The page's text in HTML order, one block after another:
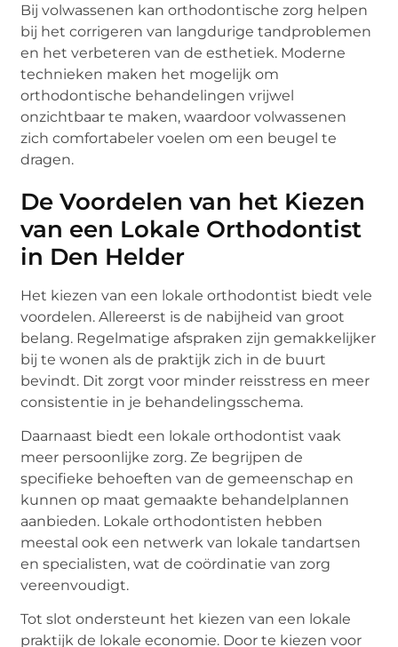
Bij volwassenen kan orthodontische zorg helpen
bij het corrigeren van langdurige tandproblemen
en het verbeteren van de esthetiek. Moderne
technieken maken het mogelijk om
orthodontische behandelingen vrijwel
onzichtbaar te maken, waardoor volwassenen
zich comfortabeler voelen om een beugel te
dragen.
De Voordelen van het Kiezen
van een Lokale Orthodontist
in Den Helder
Het kiezen van een lokale orthodontist biedt vele
voordelen. Allereerst is de nabijheid van groot
belang. Regelmatige afspraken zijn gemakkelijker
bij te wonen als de praktijk zich in de buurt
bevindt. Dit zorgt voor minder reisstress en meer
consistentie in je behandelingsschema.
Daarnaast biedt een lokale orthodontist vaak
meer persoonlijke zorg. Ze begrijpen de
specifieke behoeften van de gemeenschap en
kunnen op maat gemaakte behandelplannen
aanbieden. Lokale orthodontisten hebben
meestal ook een netwerk van lokale tandartsen
en specialisten, wat de coördinatie van zorg
vereenvoudigt.
Tot slot ondersteunt het kiezen van een lokale
praktijk de lokale economie. Door te kiezen voor